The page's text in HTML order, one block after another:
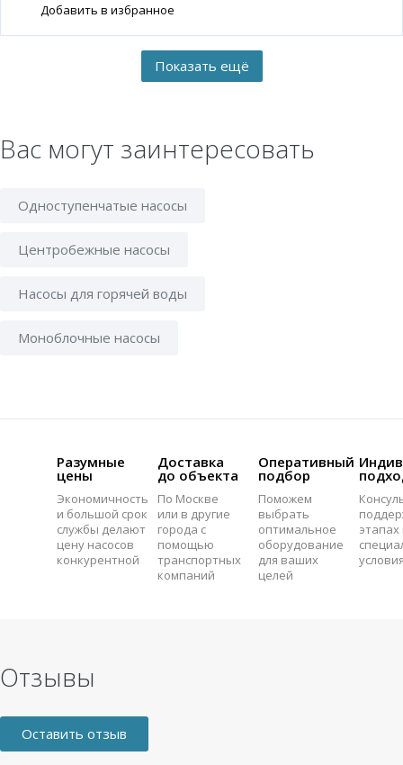
Добавить в избранное
Вас могут заинтересовать
Одноступенчатые насосы
Центробежные насосы
Насосы для горячей воды
Моноблочные насосы
Разумные
цены
Экономичность
и большой срок
службы делают
цену насосов
конкурентной
Доставка
до объекта
По Москве
или в другие
города с
помощью
транспортных
компаний
Оперативный
подбор
Поможем
выбрать
оптимальное
оборудование
для ваших
целей
этапах
Отзывы
Оставить отзыв